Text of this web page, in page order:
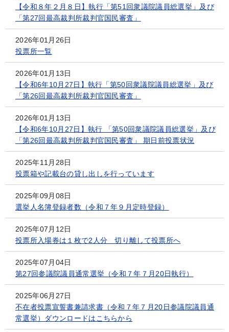
【令和８年２月８日】執行「第51回衆議院議員総選挙」及び
「第27回最高裁判所裁判官国民審査」
2026年01月26日
投票所一覧
2026年01月13日
【令和6年10月27日】執行「第50回衆議院議員総選挙」及び
「第26回最高裁判所裁判官国民審査」
2026年01月13日
【令和6年10月27日】執行 「第50回衆議院議員総選挙」及び
「第26回最高裁判所裁判官国民審査」 期日前投票状況
2025年11月28日
投票箱や記載台の貸し出しを行っています
2025年09月08日
選挙人名簿登録者数（令和７年９月定時登録）
2025年07月12日
投票所入場券は１枚で2人分 切り離して投票所へ
2025年07月04日
第27回参議院議員通常選挙（令和７年７月20日執行）
2025年06月27日
不在者投票宣誓書兼請求書（令和７年７月20日参議院議員通
常選挙）ダウンロードはこちらから